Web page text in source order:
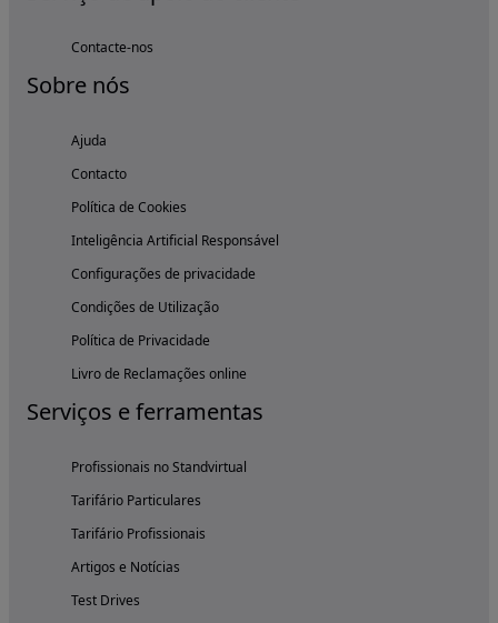
Contacte-nos
Sobre nós
Ajuda
Contacto
Política de Cookies
Inteligência Artificial Responsável
Configurações de privacidade
Condições de Utilização
Política de Privacidade
Livro de Reclamações online
Serviços e ferramentas
Profissionais no Standvirtual
Tarifário Particulares
Tarifário Profissionais
Artigos e Notícias
Test Drives